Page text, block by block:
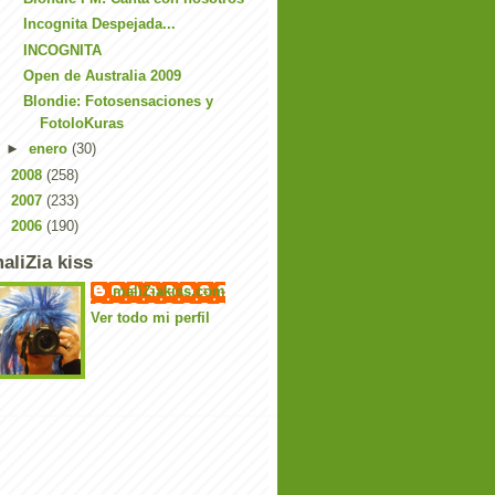
Incognita Despejada...
INCOGNITA
Open de Australia 2009
Blondie: Fotosensaciones y
FotoloKuras
► enero (30)
2008 (258)
2007 (233)
2006 (190)
kiss
maliZiakiss.com
Ver todo mi perfil